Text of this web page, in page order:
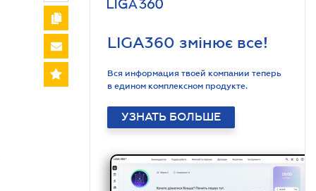
LIGA360 змінює все!
Вся информация твоей компании теперь
в едином комплексном продукте.
УЗНАТЬ БОЛЬШЕ